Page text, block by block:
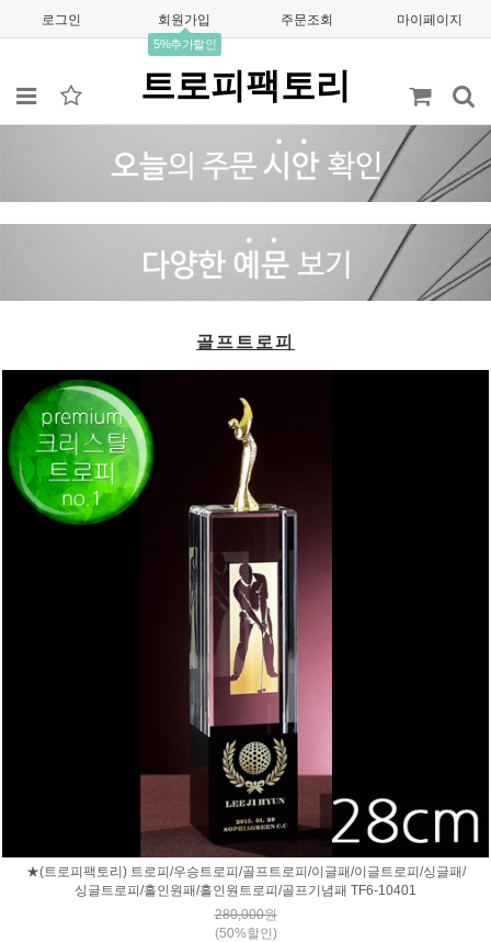
로그인 회원가입
5%추가할인
주문조회 마이페이지
트로피팩토리
골프트로피
★(트로피팩토리) 트로피/우승트로피/골프트로피/이글패/이글트로피/싱글패/
싱글트로피/홀인원패/홀인원트로피/골프기념패 TF6-10401
280,000원
(50%할인)